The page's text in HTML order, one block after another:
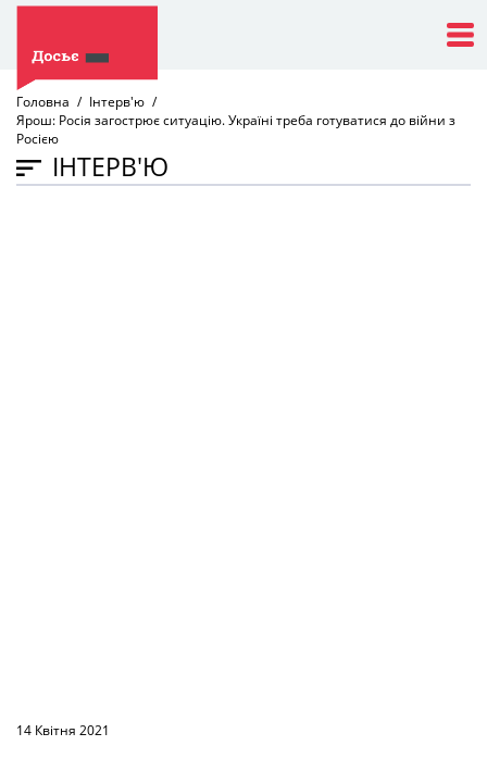
Головна
Інтерв'ю
Ярош: Росія загострює ситуацію. Україні треба готуватися до війни з
Росією
ІНТЕРВ'Ю
14 Квітня 2021